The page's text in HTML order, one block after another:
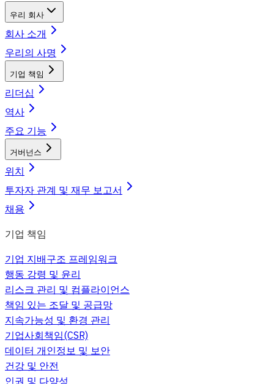
우리 회사
회사 소개
우리의 사명
기업 책임
리더십
역사
주요 기능
거버넌스
위치
투자자 관계 및 재무 보고서
채용
기업 책임
기업 지배구조 프레임워크
행동 강령 및 윤리
리스크 관리 및 컴플라이언스
책임 있는 조달 및 공급망
지속가능성 및 환경 관리
기업사회책임(CSR)
데이터 개인정보 및 보안
건강 및 안전
인권 및 다양성